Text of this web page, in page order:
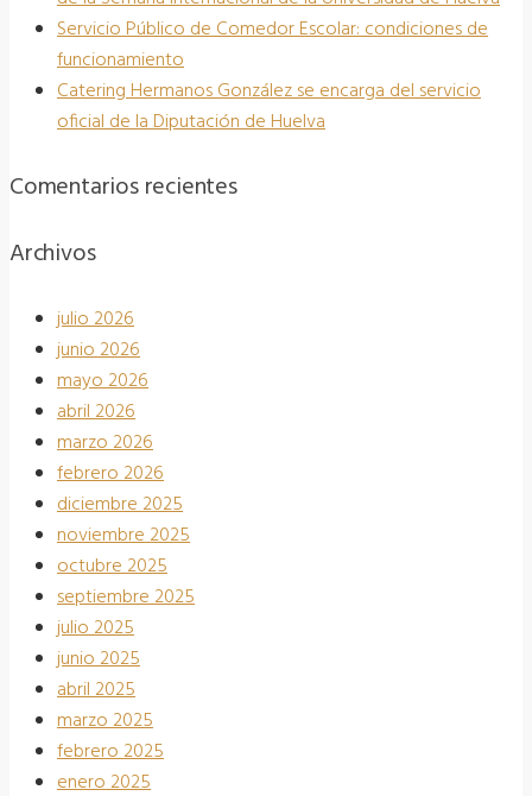
Servicio Público de Comedor Escolar: condiciones de
funcionamiento
Catering Hermanos González se encarga del servicio
oficial de la Diputación de Huelva
Comentarios recientes
Archivos
julio 2026
junio 2026
mayo 2026
abril 2026
marzo 2026
febrero 2026
diciembre 2025
noviembre 2025
octubre 2025
septiembre 2025
julio 2025
junio 2025
abril 2025
marzo 2025
febrero 2025
enero 2025